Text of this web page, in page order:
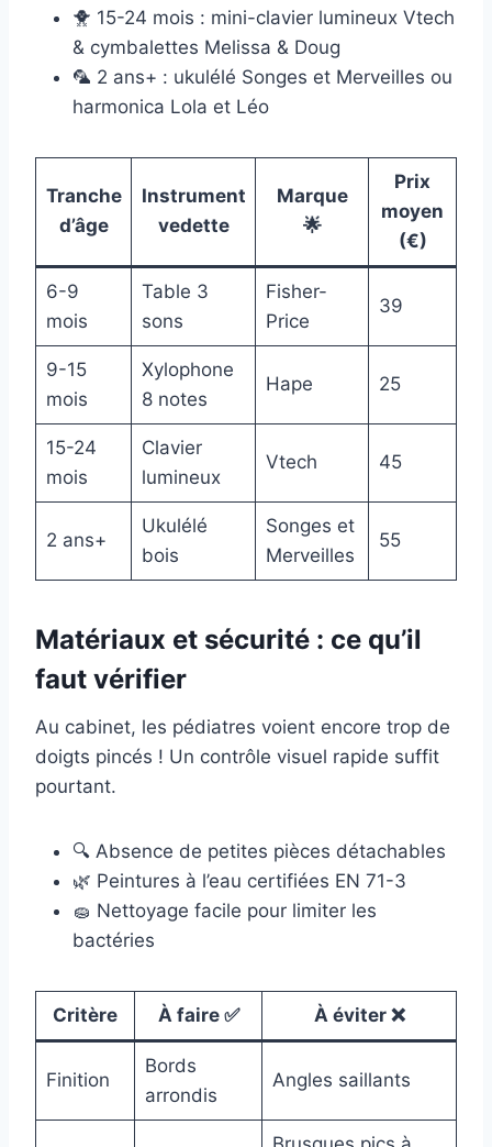
🐥 15-24 mois : mini-clavier lumineux Vtech
& cymbalettes Melissa & Doug
🦜 2 ans+ : ukulélé Songes et Merveilles ou
harmonica Lola et Léo
Tranche
d’âge
Instrument
vedette
Marque
🌟
Prix
moyen
(€)
6-9
mois
Table 3
sons
Fisher-
Price
39
9-15
mois
Xylophone
8 notes
Hape 25
15-24
mois
Clavier
lumineux
Vtech 45
2 ans+
Ukulélé
bois
Songes et
Merveilles
55
Matériaux et sécurité : ce qu’il
faut vérifier
Au cabinet, les pédiatres voient encore trop de
doigts pincés ! Un contrôle visuel rapide suffit
pourtant.
🔍 Absence de petites pièces détachables
🌿 Peintures à l’eau certifiées EN 71-3
🧽 Nettoyage facile pour limiter les
bactéries
Critère À faire ✅ À éviter ❌
Finition
Bords
arrondis
Angles saillants